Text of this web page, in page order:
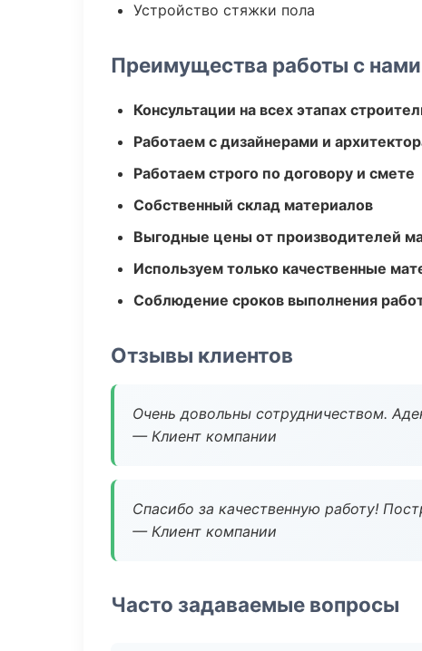
Устройство стяжки пола
Преимущества работы с нами
Консультации на всех этапах
Работаем с дизайнерами и
Работаем строго по договору и смете
Собственный склад материалов
Выгодные цены от производителей
Используем только качественные
Соблюдение сроков выполнения
Отзывы клиентов
Очень довольны сотрудничеством.
— Клиент компании
Спасибо за качественную работу!
— Клиент компании
Часто задаваемые вопросы